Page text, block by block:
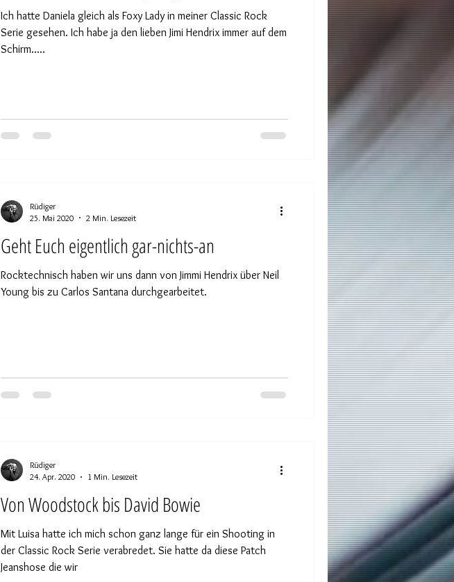
Ich hatte Daniela gleich als Foxy Lady in meiner Classic Rock
Serie gesehen. Ich habe ja den lieben Jimi Hendrix immer auf dem
Schirm.....
Geht Euch eigentlich gar-nichts-an
Rocktechnisch haben wir uns dann von Jimmi Hendrix über Neil
Young bis zu Carlos Santana durchgearbeitet.
Rüdiger
25. Mai 2020
2 Min. Lesezeit
Von Woodstock bis David Bowie
Mit Luisa hatte ich mich schon ganz lange für ein Shooting in
der Classic Rock Serie verabredet. Sie hatte da diese Patch
Jeanshose die wir
Rüdiger
24. Apr. 2020
1 Min. Lesezeit